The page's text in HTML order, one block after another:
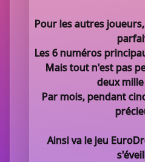
Pour les autres
Les 6 numéros
Mais tout n'est pas
deux
Par mois, pendant
Ainsi va le jeu